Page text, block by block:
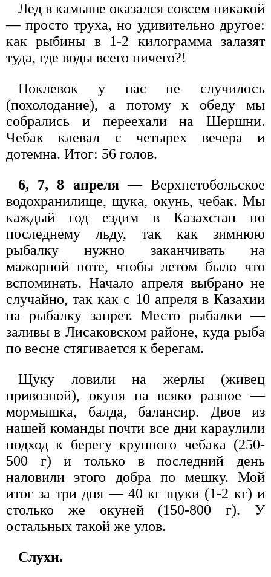
Лед в камыше оказался совсем никакой
— просто труха, но удивительно другое:
как рыбины в 1-2 килограмма залазят
туда, где воды всего ничего?!
Поклевок у нас не случилось
(похолодание), а потому к обеду мы
собрались и переехали на Шершни.
Чебак клевал с четырех вечера и
дотемна. Итог: 56 голов.
6, 7, 8 апреля— Верхнетобольское
водохранилище, щука, окунь, чебак. Мы
каждый год ездим в Казахстан по
последнему льду, так как зимнюю
рыбалку нужно заканчивать на
мажорной ноте, чтобы летом было что
вспоминать. Начало апреля выбрано не
случайно, так как с 10 апреля в Казахии
на рыбалку запрет. Место рыбалки —
заливы в Лисаковском районе, куда рыба
по весне стягивается к берегам.
Щуку ловили на жерлы (живец
привозной), окуня на всяко разное —
мормышка, балда, балансир. Двое из
нашей команды почти все дни караулили
подход к берегу крупного чебака (250-
500 г) и только в последний день
наловили этого добра по мешку. Мой
итог за три дня — 40 кг щуки (1-2 кг) и
столько же окуней (150-800 г). У
остальных такой же улов.
Слухи.